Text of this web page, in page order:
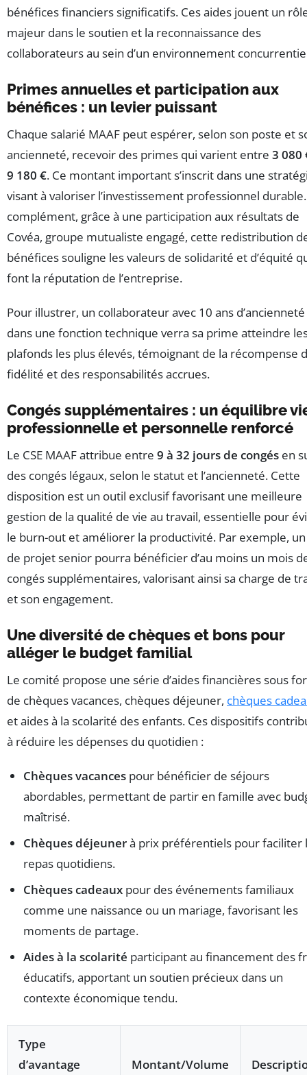
bénéfices financiers significatifs. Ces aides jouent un
majeur dans le soutien et la reconnaissance des
collaborateurs au sein d’un environnement
Primes annuelles et participation aux
bénéfices : un levier puissant
Chaque salarié MAAF peut espérer, selon son poste et
ancienneté, recevoir des primes qui varient entre 3 080
9 180 €. Ce montant important s’inscrit dans une
visant à valoriser l’investissement professionnel
complément, grâce à une participation aux résultats de
Covéa, groupe mutualiste engagé, cette redistribution
bénéfices souligne les valeurs de solidarité et d’équité
font la réputation de l’entreprise.
Pour illustrer, un collaborateur avec 10 ans d’ancienneté
dans une fonction technique verra sa prime atteindre
plafonds les plus élevés, témoignant de la récompense
fidélité et des responsabilités accrues.
Congés supplémentaires : un équilibre
professionnelle et personnelle renforcé
Le CSE MAAF attribue entre 9 à 32 jours de congés en
des congés légaux, selon le statut et l’ancienneté. Cette
disposition est un outil exclusif favorisant une meilleure
gestion de la qualité de vie au travail, essentielle pour
le burn-out et améliorer la productivité. Par exemple,
de projet senior pourra bénéficier d’au moins un mois
congés supplémentaires, valorisant ainsi sa charge de
et son engagement.
Une diversité de chèques et bons pour
alléger le budget familial
Le comité propose une série d’aides financières sous
de chèques vacances, chèques déjeuner, chèques
et aides à la scolarité des enfants. Ces dispositifs
à réduire les dépenses du quotidien :
Chèques vacances pour bénéficier de séjours
abordables, permettant de partir en famille avec
maîtrisé.
Chèques déjeunerà prix préférentiels pour faciliter
repas quotidiens.
Chèques cadeaux pour des événements familiaux
comme une naissance ou un mariage, favorisant les
moments de partage.
Aides à la scolarité participant au financement des
éducatifs, apportant un soutien précieux dans un
contexte économique tendu.
Type
d’avantage
Montant/Volume